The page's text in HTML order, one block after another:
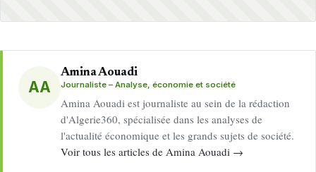
AA
Amina Aouadi
Journaliste – Analyse, économie et société
Amina Aouadi est journaliste au sein de la rédaction
d'Algerie360, spécialisée dans les analyses de
l'actualité économique et les grands sujets de société.
Voir tous les articles de Amina Aouadi →